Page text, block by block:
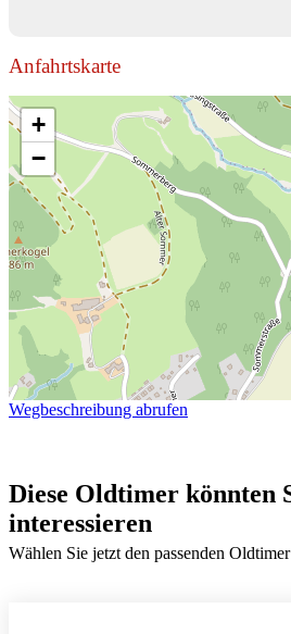
Anfahrtskarte
+
−
Wegbeschreibung abrufen
Diese Oldtimer könnten
interessieren
Wählen Sie jetzt den passenden Oldtimer